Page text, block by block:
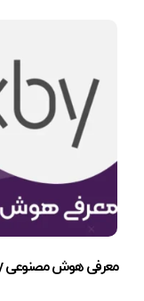
معرفی هوش مصنوعی Bixby + بررسی 6 قابلیت آن